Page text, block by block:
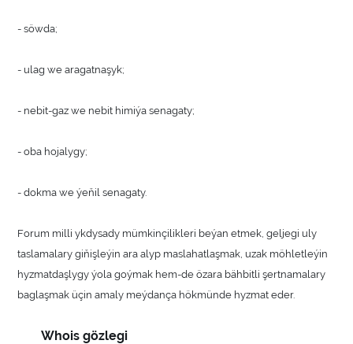
- söwda;
- ulag we aragatnaşyk;
- nebit-gaz we nebit himiýa senagaty;
- oba hojalygy;
- dokma we ýeňil senagaty.
Forum milli ykdysady mümkinçilikleri beýan etmek, geljegi uly
taslamalary giňişleýin ara alyp maslahatlaşmak, uzak möhletleýin
hyzmatdaşlygy ýola goýmak hem-de özara bähbitli şertnamalary
baglaşmak üçin amaly meýdança hökmünde hyzmat eder.
Whois gözlegi